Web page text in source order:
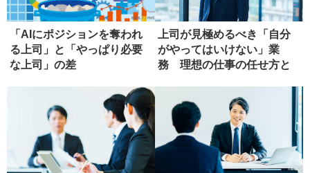
「AIにポジションを奪われ
る上司」と「やっぱり必要
な上司」の差
上司が見極めるべき「自分
がやってはいけない」業
務 理想の仕事の任せ方と